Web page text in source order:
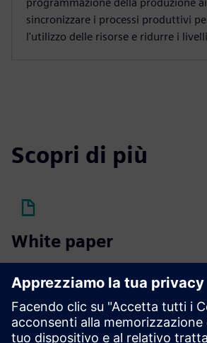
sincronizzare i processi produttivi
l'utilizzo delle risorse e ridurre i
Scopri di più
White paper
Scarica il white paper